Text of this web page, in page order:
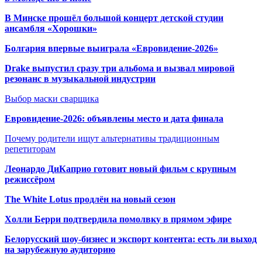
В Минске прошёл большой концерт детской студии
ансамбля «Хорошки»
Болгария впервые выиграла «Евровидение-2026»
Drake выпустил сразу три альбома и вызвал мировой
резонанс в музыкальной индустрии
Выбор маски сварщика
Евровидение-2026: объявлены место и дата финала
Почему родители ищут альтернативы традиционным
репетиторам
Леонардо ДиКаприо готовит новый фильм с крупным
режиссёром
The White Lotus продлён на новый сезон
Холли Берри подтвердила помолвку в прямом эфире
Белорусский шоу-бизнес и экспорт контента: есть ли выход
на зарубежную аудиторию